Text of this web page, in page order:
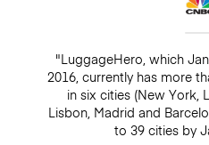
"LuggageHero, which
2016, currently has more
in six cities (New York,
Lisbon, Madrid and
to 39 cities by